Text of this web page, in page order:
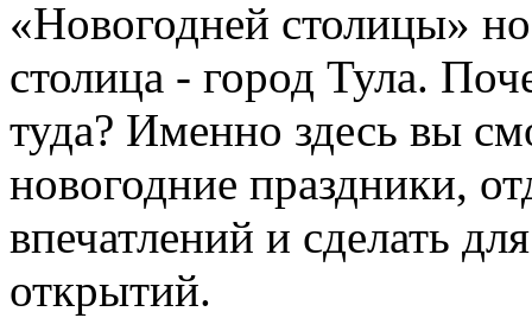
«Новогодней столицы»
столица - город Тула.
туда? Именно здесь вы
новогодние праздники,
впечатлений и сделать
открытий.